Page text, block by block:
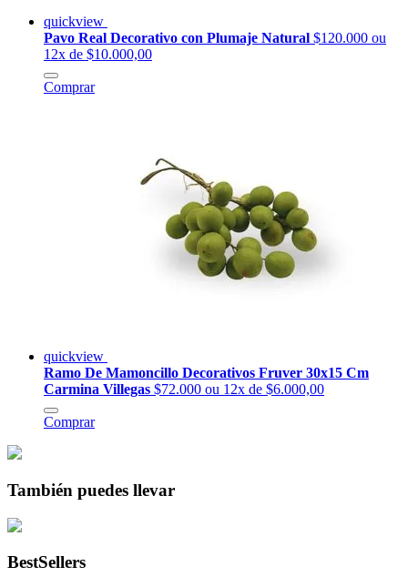
quickview
Pavo Real Decorativo con Plumaje Natural $120.000 ou
12x de $10.000,00
Comprar
quickview
Ramo De Mamoncillo Decorativos Fruver 30x15 Cm
Carmina Villegas $72.000 ou 12x de $6.000,00
Comprar
También puedes llevar
BestSellers